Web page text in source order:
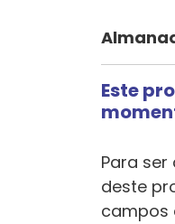
Este
Para
deste
campos